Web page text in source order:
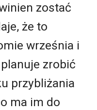
zostać
że to
września i
zrobić
przybliżania
ma im do